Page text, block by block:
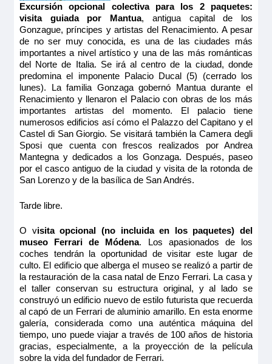
Excursión opcional colectiva para los 2 paquetes:
visita guiada por Mantua, antigua capital de los
Gonzague, príncipes y artistas del Renacimiento. A pesar
de no ser muy conocida, es una de las ciudades más
importantes a nivel artístico y una de las más románticas
del Norte de Italia. Se irá al centro de la ciudad, donde
predomina el imponente Palacio Ducal (5) (cerrado los
lunes). La familia Gonzaga gobernó Mantua durante el
Renacimiento y llenaron el Palacio con obras de los más
importantes artistas del momento. El palacio tiene
numerosos edificios así cómo el Palazzo del Capitano y el
Castel di San Giorgio. Se visitará también la Camera degli
Sposi que cuenta con frescos realizados por Andrea
Mantegna y dedicados a los Gonzaga. Después, paseo
por el casco antiguo de la ciudad y visita de la rotonda de
San Lorenzo y de la basílica de San Andrés.
Tarde libre.
O visita opcional (no incluida en los paquetes) del
museo Ferrari de Módena. Los apasionados de los
coches tendrán la oportunidad de visitar este lugar de
culto. El edificio que alberga el museo se realizó a partir de
la restauración de la casa natal de Enzo Ferrari. La casa y
el taller conservan su estructura original, y al lado se
construyó un edificio nuevo de estilo futurista que recuerda
al capó de un Ferrari de aluminio amarillo. En esta enorme
galería, considerada como una auténtica máquina del
tiempo, uno puede viajar a través de 100 años de historia
gracias, especialmente, a la proyección de la película
sobre la vida del fundador de Ferrari.